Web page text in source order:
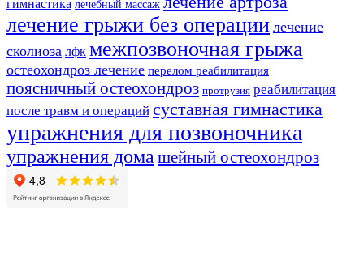
гимнастика лечебный массаж
лечение грыжи без операции лечение
сколиоза лфк межпозвоночная грыжа
остеохондроз лечение перелом реабилитация
поясничный остеохондроз протрузия реабилитация
после травм и операций суставная гимнастика
упражнения для позвоночника
упражнения дома шейный остеохондроз